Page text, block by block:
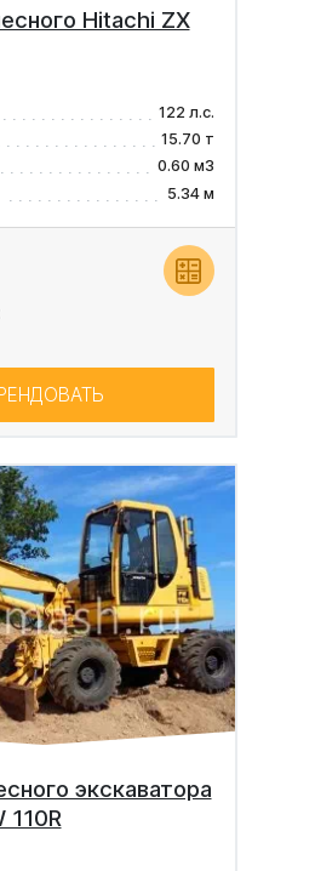
Hitachi ZX
122 л.с.
15.70 т
0.60 м3
5.34 м
экскаватора
110R